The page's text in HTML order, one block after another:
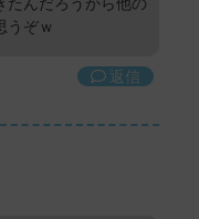
うぞｗ
返信